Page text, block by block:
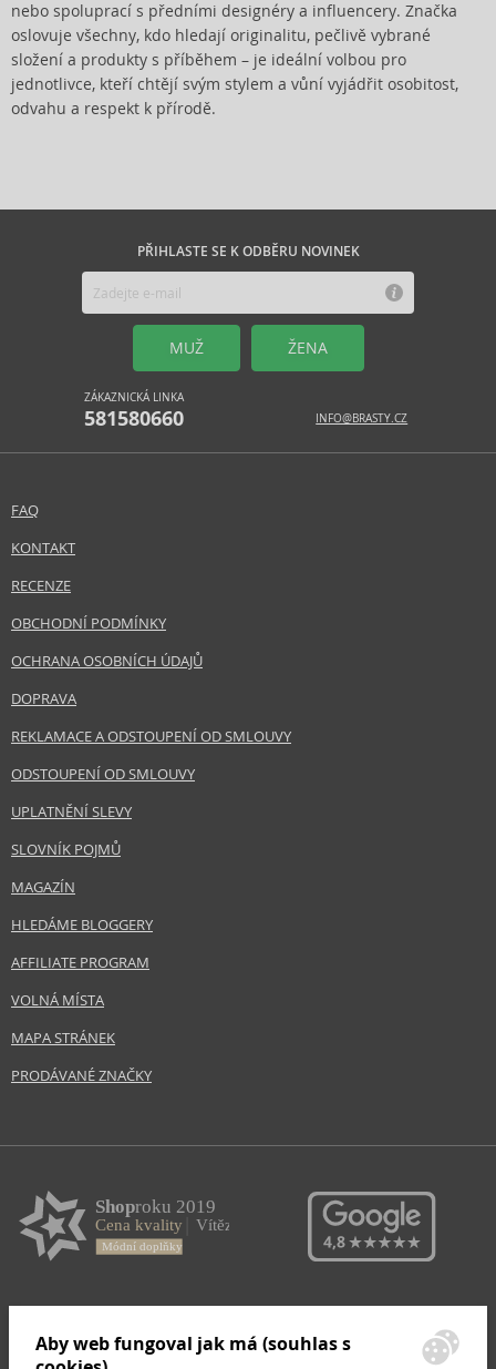
nebo spoluprací s předními designéry a influencery. Značka
oslovuje všechny, kdo hledají originalitu, pečlivě vybrané
složení a produkty s příběhem – je ideální volbou pro
jednotlivce, kteří chtějí svým stylem a vůní vyjádřit osobitost,
odvahu a respekt k přírodě.
PŘIHLASTE SE K ODBĚRU NOVINEK
MUŽ ŽENA
ZÁKAZNICKÁ LINKA
581580660 INFO@BRASTY.CZ
FAQ
KONTAKT
RECENZE
OBCHODNÍ PODMÍNKY
OCHRANA OSOBNÍCH ÚDAJŮ
DOPRAVA
REKLAMACE A ODSTOUPENÍ OD SMLOUVY
ODSTOUPENÍ OD SMLOUVY
UPLATNĚNÍ SLEVY
SLOVNÍK POJMŮ
MAGAZÍN
HLEDÁME BLOGGERY
AFFILIATE PROGRAM
VOLNÁ MÍSTA
MAPA STRÁNEK
PRODÁVANÉ ZNAČKY
Aby web fungoval jak má (souhlas s